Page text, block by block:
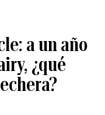
a un año
¿qué